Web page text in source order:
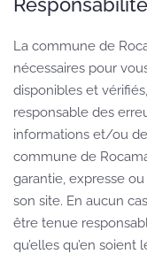
La commune de
nécessaires pour
disponibles et
responsable des
informations et/ou
commune de
garantie, expresse
son site. En aucun
être tenue
qu’elles qu’en soient